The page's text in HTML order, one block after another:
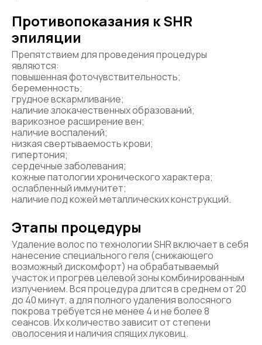
Противопоказания к SHR
эпиляции
Препятствием для проведения процедуры
являются:
повышенная фоточувствительность;
беременность;
грудное вскармливание;
наличие злокачественных образований;
варикозное расширение вен;
наличие воспалений;
низкая свертываемость крови;
гипертония;
сердечные заболевания;
кожные патологии хронического характера;
ослабленный иммунитет;
наличие под кожей металлических конструкций.
Этапы процедуры
Удаление волос по технологии SHR включает в себя
нанесение специального геля (снижающего
возможный дискомфорт) на обрабатываемый
участок и прогрев целевой зоны комбинированным
излучением. Вся процедура длится в среднем от 20
до 40 минут, а для полного удаления волосяного
покрова требуется не менее 4 и не более 8
сеансов. Их количество зависит от степени
оволосения и наличия спящих луковиц.